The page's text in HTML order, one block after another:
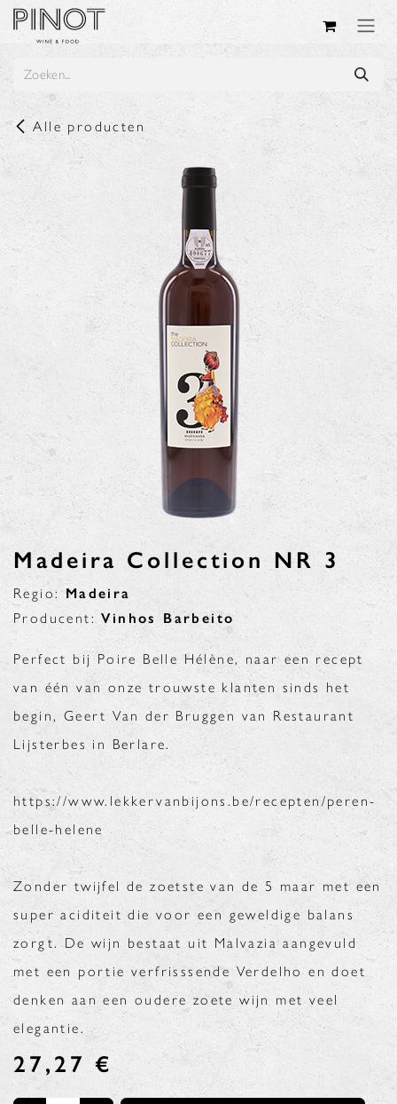
Overslaan naar inhoud
Alle producten
Madeira Collection NR 3
Regio: Madeira
Producent:Vinhos Barbeito
Perfect bij Poire Belle Hélène, naar een recept
van één van onze trouwste klanten sinds het
begin, Geert Van der Bruggen van Restaurant
Lijsterbes in Berlare.
https://www.lekkervanbijons.be/recepten/peren-
belle-helene
Zonder twijfel de zoetste van de 5 maar met een
super aciditeit die voor een geweldige balans
zorgt. De wijn bestaat uit Malvazia aangevuld
met een portie verfrisssende Verdelho en doet
denken aan een oudere zoete wijn met veel
elegantie.
27,27 €